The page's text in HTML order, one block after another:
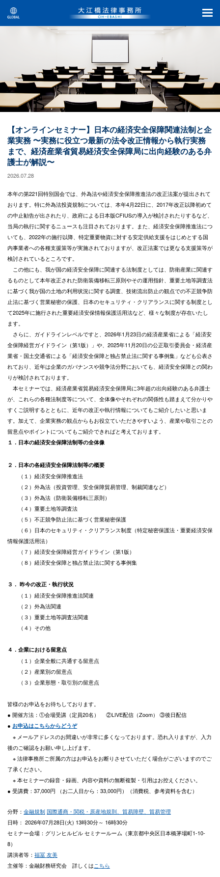
【オンラインセミナー】日本の経済安全保障関連法制と企
業実務 〜実務に役立つ最新の法令改正情報から執行実務
まで、経済産業省貿易経済安全保障局に出向経験のある弁
護士が解説〜
2026.07.28
本年の第221回特別国会では、外為法や経済安全保障推進法の改正法案が提出されて
おります。特に外為法投資規制については、本年4月22日に、2017年改正以降初めて
の中止勧告が出されたり、政府による日本版CFIUSの導入が検討されたりするなど、
当局の執行に関するニュースも注目されております。また、経済安全保障推進法につ
いても、2022年の施行以降、特定重要物資に対する安定供給支援をはじめとする国
内事業者への各種支援策等が実施されておりますが、改正法案では更なる支援策等が
検討されているところです。
この他にも、我が国の経済安全保障に関連する法制度としては、防衛産業に関連す
るものとして本年改正された防衛装備移転三原則やその運用指針、重要土地等調査法
に基づく我が国の土地の利用状況に関する調査、技術流出防止の観点での不正競争防
止法に基づく営業秘密の保護、日本のセキュリティ・クリアランスに関する制度とし
て2025年に施行された重要経済安保情報保護活用法など、様々な制度が存在いたし
ます。
さらに、ガイドラインレベルですと、2026年1月23日の経済産業省による「経済安
全保障経営ガイドライン（第1版）」や、2025年11月20日の公正取引委員会・経済産
業省・国土交通省による「経済安全保障と独占禁止法に関する事例集」なども公表さ
れており、近年は企業のガバナンスや競争法分野においても、経済安全保障との関わ
りが検討されております。
本セミナーでは、経済産業省貿易経済安全保障局に3年超の出向経験のある弁護士
が、これらの各種法制度等について、全体像やそれぞれの関係性も踏まえて分かりや
すくご説明するとともに、近年の改正や執行情報についてもご紹介したいと思いま
す。加えて、企業実務の観点からもお役立ていただきやすいよう、産業や取引ごとの
留意点やポイントについてもご紹介できればと考えております。
１．日本の経済安全保障法制等の全体像
２．日本の各経済安全保障法制等の概要
（１）経済安全保障推進法
（２）外為法（投資管理、安全保障貿易管理、制裁関連など）
（３）外為法（防衛装備移転三原則）
（４）重要土地等調査法
（５）不正競争防止法に基づく営業秘密保護
（６）日本のセキュリティ・クリアランス制度（特定秘密保護法・重要経済安保
情報保護活用法）
（７）経済安全保障経営ガイドライン（第1版）
（８）経済安全保障と独占禁止法に関する事例集
３． 昨今の改正・執行状況
（１）経済安全保障推進法関連
（２）外為法関連
（３）重要土地等調査法関連
（４）その他
４．企業における留意点
（１）企業全般に共通する留意点
（２）産業別の留意点
（３）企業形態・取引別の留意点
皆様のお申込をお待ちしております。
● 開催方法：①会場受講（定員20名） ②LIVE配信（Zoom） ③後日配信
● お申込はこちらからどうぞ
※ メールアドレスのお間違いが非常に多くなっております。恐れ入りますが、入力
後のご確認をお願い申し上げます。
※ 法律事務所ご所属の方はお申込をお断りさせていただく場合がございますのでご
了承ください。
※ 本セミナーの録音・録画、内容や資料の無断複製・引用はお控えください。
● 受講費： 37,000円 （お二人目から： 33,000円） （消費税、参考資料を含む）
分野： 金融規制国際通商・関税・原産地規則、貿易障壁、貿易管理
日時： 2026年07月28日(火) 13時30分～ 16時30分
セミナー会場：グリンヒルビル セミナールーム（東京都中央区日本橋茅場町1-10-
8）
講演者等： 福冨 友美
主催等：金融財務研究会 詳しくはこちら